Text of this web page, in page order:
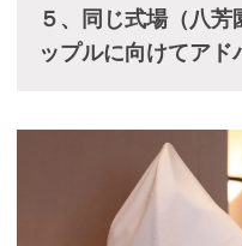
５、同じ式場（八
ップルに向けてアド